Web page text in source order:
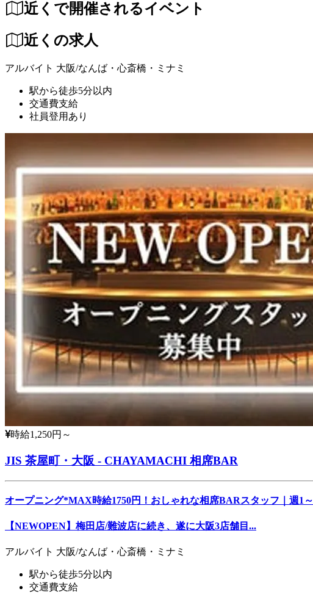
近くで開催されるイベント
近くの求人
アルバイト 大阪/なんば・心斎橋・ミナミ
駅から徒歩5分以内
交通費支給
社員登用あり
時給1,250円～
JIS 茶屋町・大阪 - CHAYAMACHI 相席BAR
オープニング*MAX時給1750円！おしゃれな相席BARスタッフ｜週1～
【NEWOPEN】梅田店/難波店に続き、遂に大阪3店舗目...
アルバイト 大阪/なんば・心斎橋・ミナミ
駅から徒歩5分以内
交通費支給